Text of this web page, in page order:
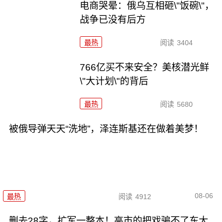
电商哭晕：俄乌互相砸\"饭碗\"，
战争已没有后方
最热 阅读 3404
766亿买不来安全？美核潜光鲜
\"大计划\"的背后
最热 阅读 5680
被俄导弹天天“洗地”，泽连斯基还在做着美梦！
最热 阅读 4912 08-06